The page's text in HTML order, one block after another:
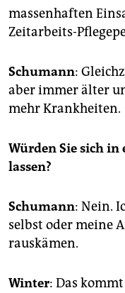
massenhaften
Zeitarbeits-
Schumann:
aber immer älter
mehr Krankheiten.
Würden Sie sich
lassen?
Schumann: Nein.
selbst oder meine
rauskämen.
Winter: Das